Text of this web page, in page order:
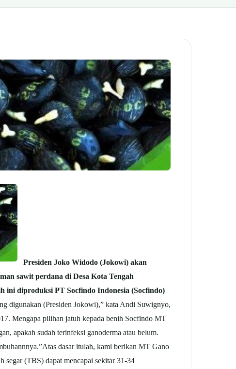
Presiden Joko Widodo (Jokowi) akan
sawit perdana di Desa Kota Tengah
ini diproduksi PT Socfindo Indonesia (Socfindo)
digunakan (Presiden Jokowi),” kata Andi Suwignyo,
Mengapa pilihan jatuh kepada benih Socfindo MT
apakah sudah terinfeksi ganoderma atau belum.
dasar itulah, kami berikan MT Gano
segar (TBS) dapat mencapai sekitar 31-34